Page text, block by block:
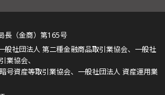
長（金商）第165号
般社団法人 第二種金融商品取引業協会、一般社
業協会、
号資産等取引業協会、一般社団法人 資産運用業